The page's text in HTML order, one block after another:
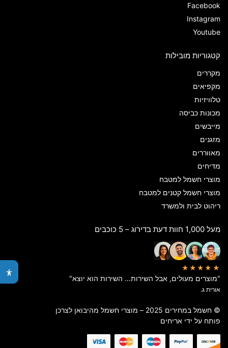
Facebook
Instagram
Youtube
קטגוריות מובילות
מקררים
מקפיאים
טלוויזיות
מכונות כביסה
מייבשים
מזגנים
מאווררים
מדיחים
מוצרי חשמל למטבח
מוצרי חשמל קטנים למטבח
ריהוט לבית ולמשרד
מעל 1,000 חוות דעת בדירוג – 5 כוכבים
★★★★★
"מוצרים מעולים, אבל השירות… השירות הוא יוצא"
אורית ג.
© חשמל במחירים 2025 – מוצרי חשמל מהיבואן לצרכן
פותח על ידי אריחים